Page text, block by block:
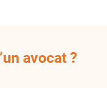
avocat ?